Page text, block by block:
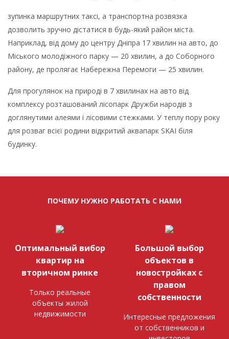
зупинка маршрутних таксі, а транспортна розвязка
дозволить зручно дістатися в будь-який район міста.
Наприклад, від дому до центру Дніпра 17 хвилин на авто, до
Міського молодіжного парку — 20 хвилин, а до Соборного
району, де пролягає Набережна Перемоги — 25 хвилин.
Для прогулянок на природі в 7 хвилинах на авто від
комплексу розташований лісопарк Дружби народів з
доглянутими алеями і лісовими стежками. У теплу пору року
для розваг всієї родини відкритий аквапарк SKAI біля
будинку.
ПОЧЕМУ НУЖНО РАБОТАТЬ С НАМИ
Оптимальный вибор
квартир на
вторичном ринке
Только реальные
объекты жилой
недвижимости
Большой выбор
объектов в
новостройках с
правом
собственности
Интересные предложения
от собственников и